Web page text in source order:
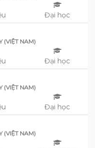
Đại học
(VIỆT NAM)
Đại học
(VIỆT NAM)
Đại học
(VIỆT NAM)